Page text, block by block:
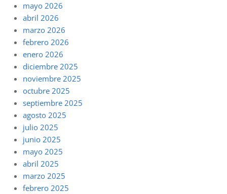
mayo 2026
abril 2026
marzo 2026
febrero 2026
enero 2026
diciembre 2025
noviembre 2025
octubre 2025
septiembre 2025
agosto 2025
julio 2025
junio 2025
mayo 2025
abril 2025
marzo 2025
febrero 2025